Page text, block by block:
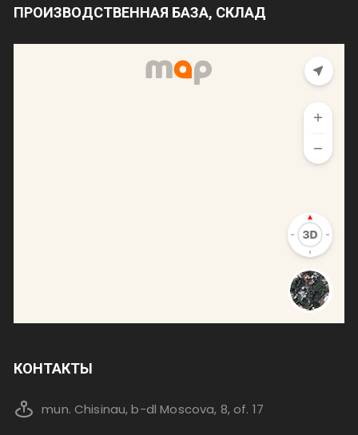
ПРОИЗВОДСТВЕННАЯ БАЗА, СКЛАД
КОНТАКТЫ
mun. Chisinau, b-dl Moscova, 8, of. 17